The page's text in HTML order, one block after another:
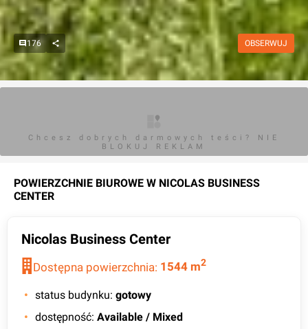
176 OBSERWUJ
Chcesz dobrych darmowych teści? NIE
BLOKUJ REKLAM
POWIERZCHNIE BIUROWE W NICOLAS BUSINESS
CENTER
Nicolas Business Center
Dostępna powierzchnia: 1544 m2
status budynku: gotowy
dostępność: Available / Mixed